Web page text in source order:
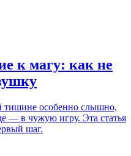
к магу: как не
тишине особенно слышно,
— в чужую игру. Эта статья
шаг.